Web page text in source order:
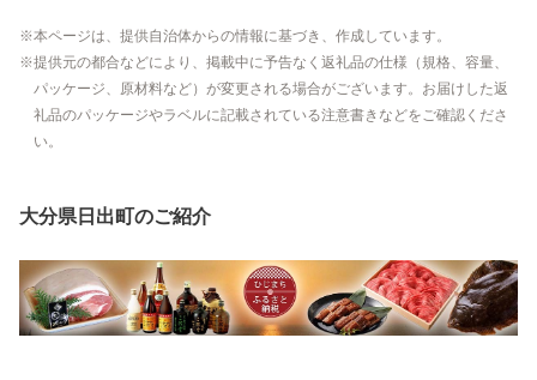
本ページは、提供自治体からの情報に基づき、作成しています。
提供元の都合などにより、掲載中に予告なく返礼品の仕様（規格、容量、
パッケージ、原材料など）が変更される場合がございます。お届けした返
礼品のパッケージやラベルに記載されている注意書きなどをご確認くださ
い。
大分県日出町のご紹介